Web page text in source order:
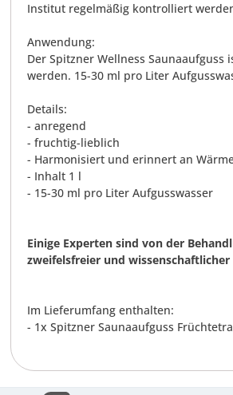
Institut regelmäßig kontrolliert
Anwendung:
Der Spitzner Wellness
werden. 15-30 ml pro Liter
Details:
- anregend
- fruchtig-lieblich
- Harmonisiert und erinnert an
- Inhalt 1 l
- 15-30 ml pro Liter Aufgusswasser
Einige Experten sind von der
zweifelsfreier und
Im Lieferumfang enthalten:
- 1x Spitzner Saunaaufguss